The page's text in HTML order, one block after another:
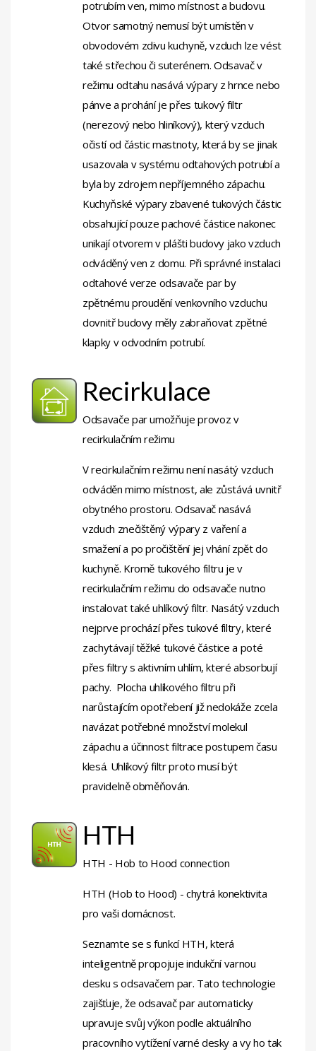
potrubím ven, mimo místnost a budovu.
Otvor samotný nemusí být umístěn v
obvodovém zdivu kuchyně, vzduch lze vést
také střechou či suterénem. Odsavač v
režimu odtahu nasává výpary z hrnce nebo
pánve a prohání je přes tukový filtr
(nerezový nebo hliníkový), který vzduch
očistí od částic mastnoty, která by se jinak
usazovala v systému odtahových potrubí a
byla by zdrojem nepříjemného zápachu.
Kuchyňské výpary zbavené tukových částic
obsahující pouze pachové částice nakonec
unikají otvorem v plášti budovy jako vzduch
odváděný ven z domu. Při správné instalaci
odtahové verze odsavače par by
zpětnému proudění venkovního vzduchu
dovnitř budovy měly zabraňovat zpětné
klapky v odvodním potrubí.
Recirkulace
Odsavače par umožňuje provoz v
recirkulačním režimu
V recirkulačním režimu není nasátý vzduch
odváděn mimo místnost, ale zůstává uvnitř
obytného prostoru. Odsavač nasává
vzduch znečištěný výpary z vaření a
smažení a po pročištění jej vhání zpět do
kuchyně. Kromě tukového filtru je v
recirkulačním režimu do odsavače nutno
instalovat také uhlíkový filtr. Nasátý vzduch
nejprve prochází přes tukové filtry, které
zachytávají těžké tukové částice a poté
přes filtry s aktivním uhlím, které absorbují
pachy. Plocha uhlíkového filtru při
narůstajícím opotřebení již nedokáže zcela
navázat potřebné množství molekul
zápachu a účinnost filtrace postupem času
klesá. Uhlíkový filtr proto musí být
pravidelně obměňován.
HTH
HTH - Hob to Hood connection
HTH (Hob to Hood) - chytrá konektivita
pro vaši domácnost.
Seznamte se s funkcí HTH, která
inteligentně propojuje indukční varnou
desku s odsavačem par. Tato technologie
zajišťuje, že odsavač par automaticky
upravuje svůj výkon podle aktuálního
pracovního vytížení varné desky a vy ho tak